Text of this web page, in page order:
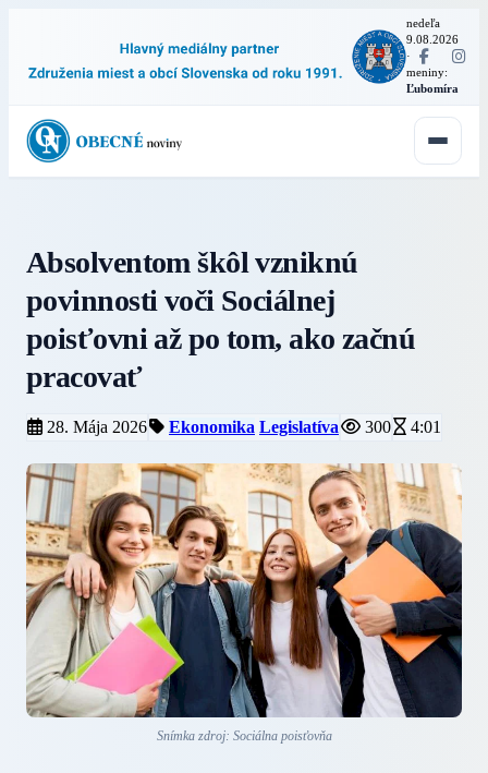
nedeľa
9.08.2026
·
meniny:
Ľubomíra
Absolventom škôl vzniknú
povinnosti voči Sociálnej
poisťovni až po tom, ako začnú
pracovať
28. Mája 2026 Ekonomika Legislatíva 300 4:01
Snímka zdroj: Sociálna poisťovňa